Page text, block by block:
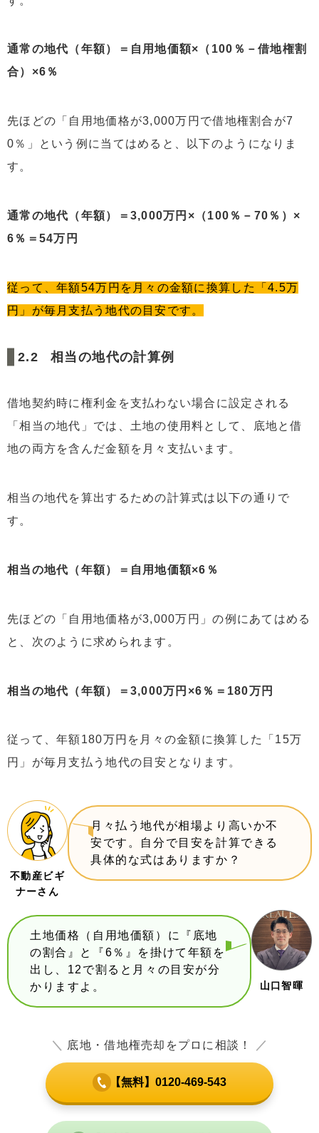
通常の地代（年額）＝自用地価額×（100％－借地権割
合）×6％
先ほどの「自用地価格が3,000万円で借地権割合が7
0％」という例に当てはめると、以下のようになりま
す。
通常の地代（年額）＝3,000万円×（100％－70％）×
6％＝54万円
従って、年額54万円を月々の金額に換算した「4.5万
円」が毎月支払う地代の目安です。
相当の地代の計算例
借地契約時に権利金を支払わない場合に設定される
「相当の地代」では、土地の使用料として、底地と借
地の両方を含んだ金額を月々支払います。
相当の地代を算出するための計算式は以下の通りで
す。
相当の地代（年額）＝自用地価額×6％
先ほどの「自用地価格が3,000万円」の例にあてはめる
と、次のように求められます。
相当の地代（年額）＝3,000万円×6％＝180万円
従って、年額180万円を月々の金額に換算した「15万
円」が毎月支払う地代の目安となります。
不動産ビギ
ナーさん
月々払う地代が相場より高いか不
安です。自分で目安を計算できる
具体的な式はありますか？
山口智暉
土地価格（自用地価額）に『底地
の割合』と『6％』を掛けて年額を
出し、12で割ると月々の目安が分
かりますよ。
＼ 底地・借地権売却をプロに相談！ ／
【無料】0120-469-543